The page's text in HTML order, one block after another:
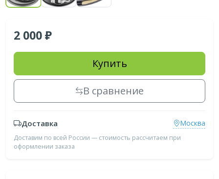
2 000
Купить
В сравнение
Доставка Москва
Доставим по всей России — стоимость рассчитаем при
оформлении заказа